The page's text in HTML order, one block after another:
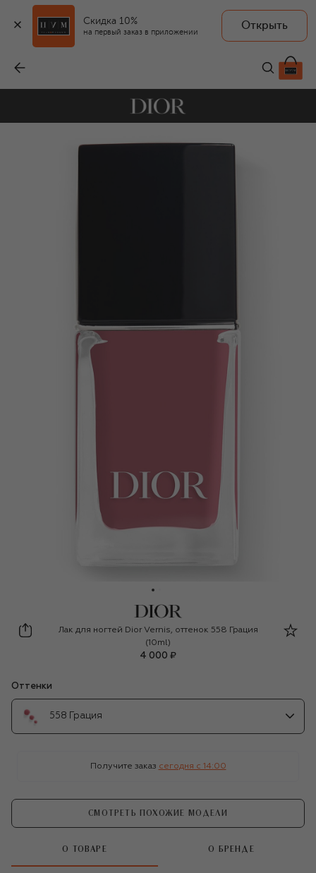
Скидка 10%
на первый заказ в приложении
Открыть
4 000 ₽
Dior
Лак для ногтей Dior Vernis, оттенок 558 Грация
(10ml)
4 000 ₽
Оттенки
558 Грация
Получите заказ сегодня c 14:00
СМОТРЕТЬ ПОХОЖИЕ МОДЕЛИ
О ТОВАРЕ О БРЕНДЕ